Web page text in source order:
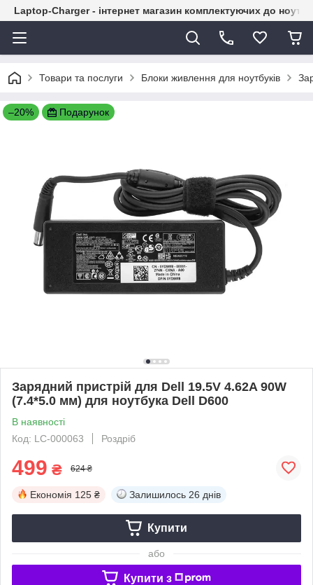
Laptop-Charger - інтернет магазин комплектуючих до
Товари та послуги Блоки живлення для ноутбуків
–20% Подарунок
Зарядний пристрій для Dell 19.5V 4.62A 90W
(7.4*5.0 мм) для ноутбука Dell D600
В наявності
Код: LC-000063
Роздріб
499 ₴ 624 ₴
Економія 125 ₴ Залишилось 26 днів
Купити
або
Купити з